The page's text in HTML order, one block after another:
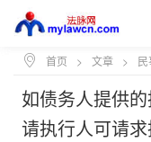
首页 > 文章 >
如债务人提供
请执行人可请